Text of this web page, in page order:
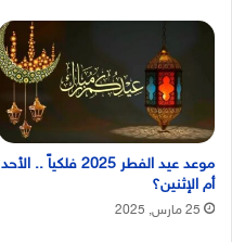
موعد عيد الفطر 2025 فلكياً .. الأحد
أم الإثنين؟
25 مارس, 2025